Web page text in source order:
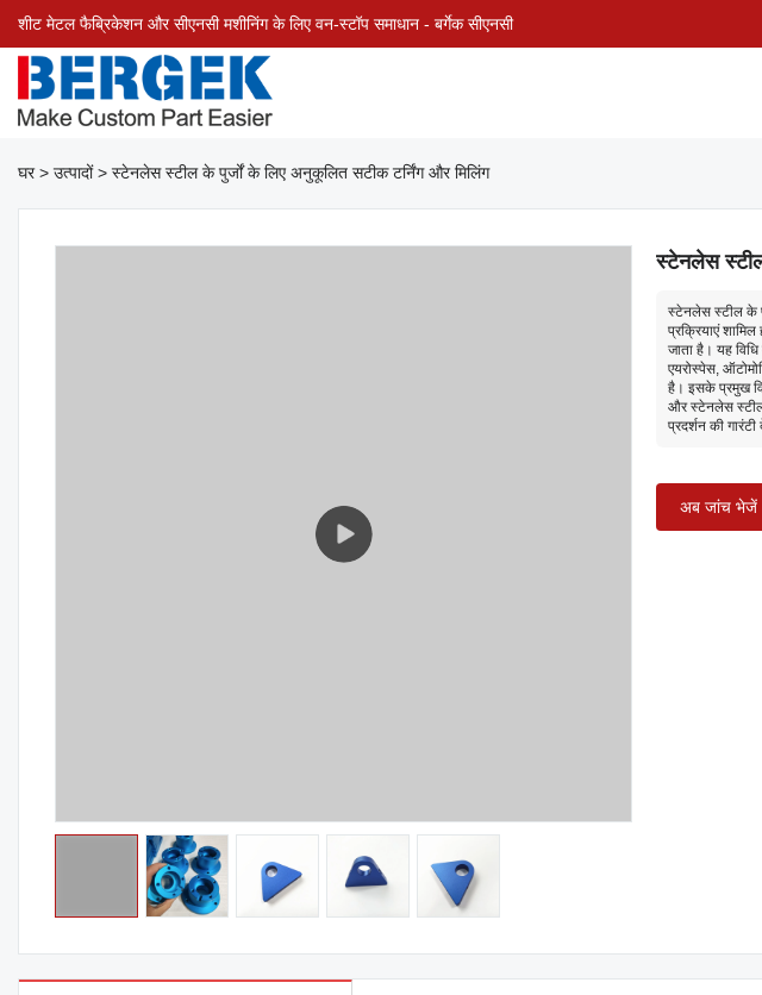
शीट मेटल फैब्रिकेशन और सीएनसी मशीनिंग के लिए वन-स्टॉप समाधान - बर्गेक सीएनसी
घर> उत्पादों> स्टेनलेस स्टील के पुर्जों के लिए अनुकूलित सटीक टर्निंग और मिलिंग
स्टेनलेस
स्टेनलेस स्टील के
प्रक्रियाएं
जाता है। यह
एयरोस्पेस,
है। इसके प्रमुख
और स्टेनलेस स्टील
प्रदर्शन की
अब जांच भेजें